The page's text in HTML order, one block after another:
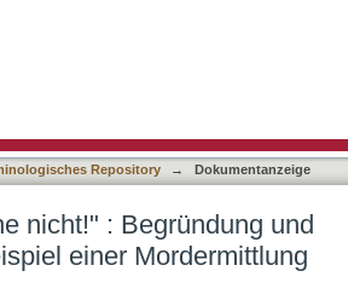
Repository → Dokumentanzeige
nicht!" : Begründung und
einer Mordermittlung